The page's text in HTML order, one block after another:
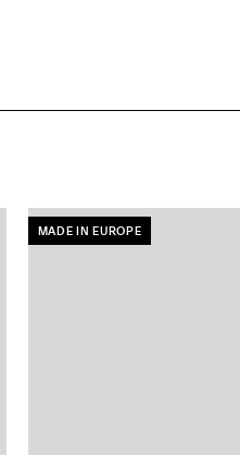
MADE IN EUROPE